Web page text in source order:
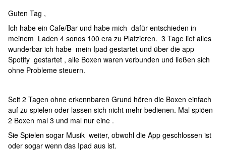
Guten Tag ,
Ich habe ein Cafe/Bar und habe mich dafür entschieden in
meinem Laden 4 sonos 100 era zu Platzieren. 3 Tage lief alles
wunderbar ich habe mein Ipad gestartet und über die app
Spotify gestartet , alle Boxen waren verbunden und ließen sich
ohne Probleme steuern.
Seit 2 Tagen ohne erkennbaren Grund hören die Boxen einfach
auf zu spielen oder lassen sich nicht mehr bedienen. Mal spiöen
2 Boxen mal 3 und mal nur eine .
Sie Spielen sogar Musik weiter, obwohl die App geschlossen ist
oder sogar wenn das Ipad aus ist.